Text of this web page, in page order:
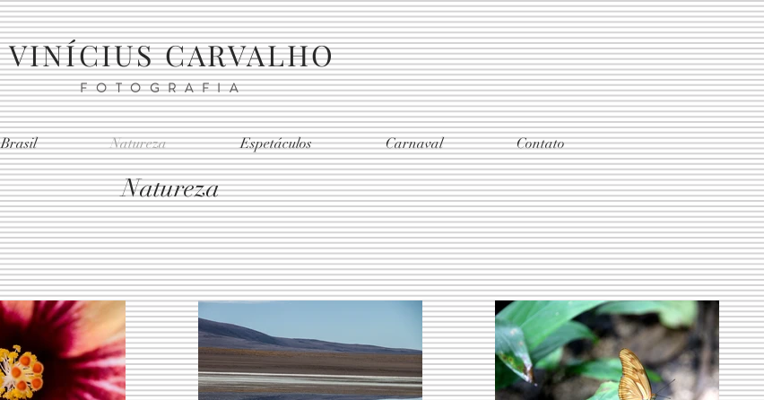
VINÍCIUS CARVALHO
FOTOGRAFIA
Brasil Natureza Espetáculos Carnaval Contato
Natureza